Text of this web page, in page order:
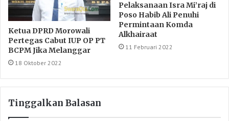
Ketua DPRD Morowali
Pertegas Cabut IUP OP PT
BCPM Jika Melanggar
18 Oktober 2022
Pelaksanaan Isra Mi’raj di
Poso Habib Ali Penuhi
Permintaan Komda
Alkhairaat
11 Februari 2022
Tinggalkan Balasan